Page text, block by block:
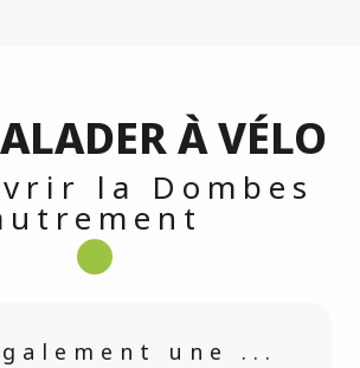
À VÉLO
la Dombes
une ...